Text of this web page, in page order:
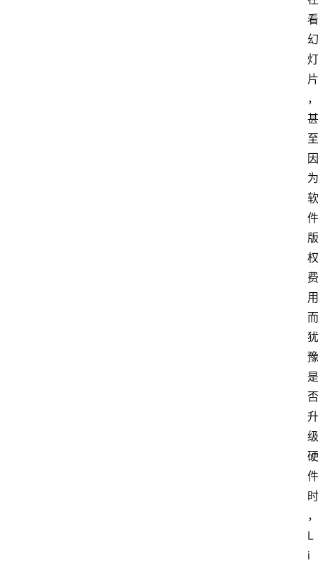
看
幻
灯
片
，
甚
至
因
为
软
件
版
权
费
用
而
犹
豫
是
否
升
级
硬
件
时
，
L
i